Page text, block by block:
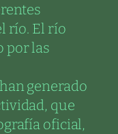
río. El río
por las
generado
que
oficial,